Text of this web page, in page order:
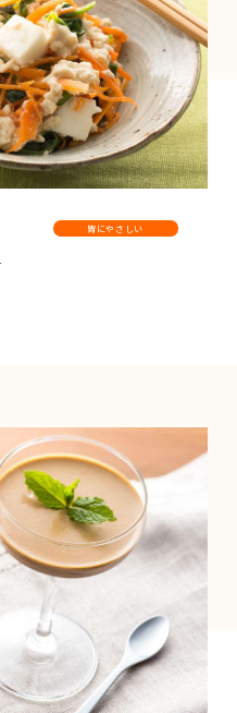
胃にやさしい